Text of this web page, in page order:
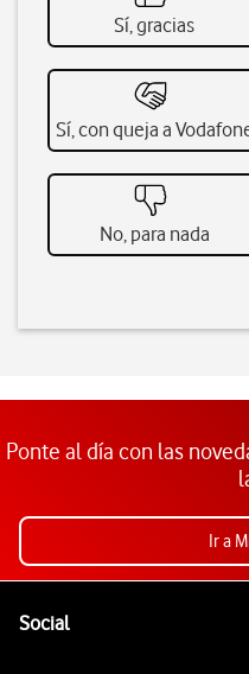
Sí, gracias
Sí, con queja a
No, para nada
Ponte al día con las
Ir a
SocialEnlaces a las redes